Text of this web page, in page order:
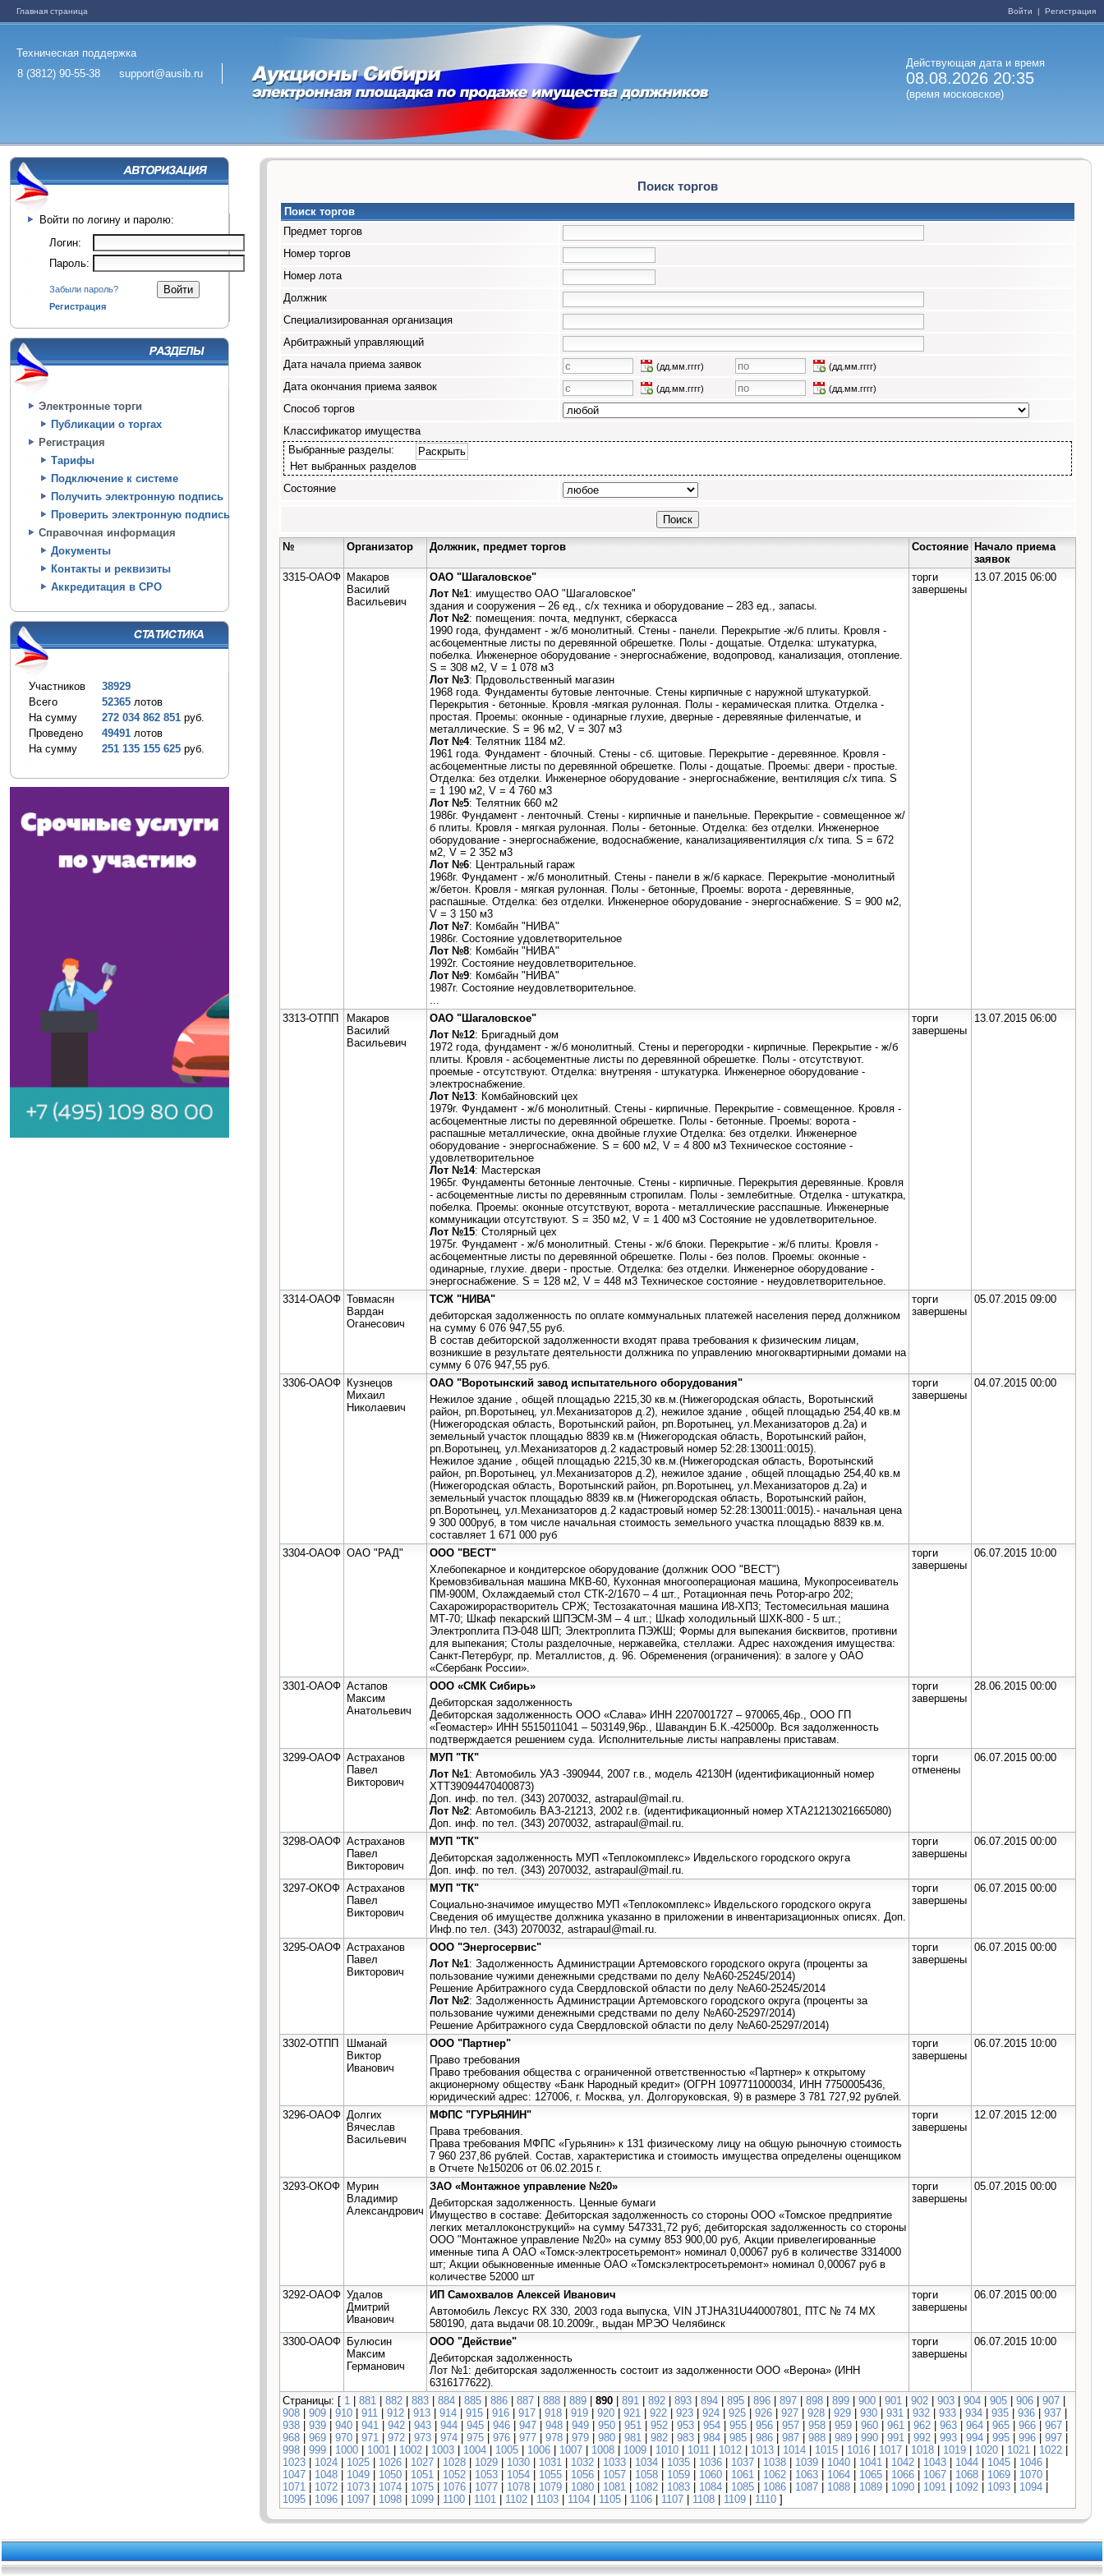
Главная страница Войти | Регистрация
Техническая поддержка
8 (3812) 90-55-38
support@ausib.ru
Действующая дата и время
08.08.2026 20:35
(время московское)
Войти по логину и паролю:
Логин:
Пароль:
Забыли пароль?
Регистрация
Электронные торги
Публикации о торгах
Регистрация
Тарифы
Подключение к системе
Получить электронную подпись
Проверить электронную подпись
Справочная информация
Документы
Контакты и реквизиты
Аккредитация в СРО
Участников
38929
Всего
52365 лотов
На сумму
272 034 862 851 руб.
Проведено
49491 лотов
На сумму
251 135 155 625 руб.
Поиск торгов
Поиск торгов
Предмет торгов
Номер торгов
Номер лота
Должник
Специализированная организация
Арбитражный управляющий
Дата начала приема заявок
(дд.мм.гггг) (дд.мм.гггг)
Дата окончания приема заявок (дд.мм.гггг) (дд.мм.гггг)
Способ торгов
Классификатор имущества
Выбранные разделы:
Раскрыть
Нет выбранных разделов
Состояние
№ Организатор Должник, предмет торгов Состояние Начало приема
заявок
3315-ОАОФ Макаров
Василий
Васильевич
ОАО "Шагаловское"
Лот №1: имущество ОАО "Шагаловское"
здания и сооружения – 26 ед., с/х техника и оборудование – 283 ед., запасы.
Лот №2: помещения: почта, медпункт, сберкасса
1990 года, фундамент - ж/б монолитный. Стены - панели. Перекрытие -ж/б плиты. Кровля -
асбоцементные листы по деревянной обрешетке. Полы - дощатые. Отделка: штукатурка,
побелка. Инженерное оборудование - энергоснабжение, водопровод, канализация, отопление.
S = 308 м2, V = 1 078 м3
Лот №3: Прдовольственный магазин
1968 года. Фундаменты бутовые ленточные. Стены кирпичные с наружной штукатуркой.
Перекрытия - бетонные. Кровля -мягкая рулонная. Полы - керамическая плитка. Отделка -
простая. Проемы: оконные - одинарные глухие, дверные - деревяяные филенчатые, и
металлические. S = 96 м2, V = 307 м3
Лот №4: Телятник 1184 м2.
1961 года. Фундамент - блочный. Стены - сб. щитовые. Перекрытие - деревянное. Кровля -
асбоцементные листы по деревянной обрешетке. Полы - дощатые. Проемы: двери - простые.
Отделка: без отделки. Инженерное оборудование - энергоснабжение, вентиляция с/х типа. S
= 1 190 м2, V = 4 760 м3
Лот №5: Телятник 660 м2
1986г. Фундамент - ленточный. Стены - кирпичные и панельные. Перекрытие - совмещенное ж/
б плиты. Кровля - мягкая рулонная. Полы - бетонные. Отделка: без отделки. Инженерное
оборудование - энергоснабжение, водоснабжение, канализациявентиляция с/х типа. S = 672
м2, V = 2 352 м3
Лот №6: Центральный гараж
1968г. Фундамент - ж/б монолитный. Стены - панели в ж/б каркасе. Перекрытие -монолитный
ж/бетон. Кровля - мягкая рулонная. Полы - бетонные, Проемы: ворота - деревянные,
распашные. Отделка: без отделки. Инженерное оборудование - энергоснабжение. S = 900 м2,
V = 3 150 м3
Лот №7: Комбайн "НИВА"
1986г. Состояние удовлетворительное
Лот №8: Комбайн "НИВА"
1992г. Состояние неудовлетворительное.
Лот №9: Комбайн "НИВА"
1987г. Состояние неудовлетворительное.
торги
завершены
13.07.2015 06:00
3313-ОТПП
Макаров
Василий
Васильевич
ОАО "Шагаловское"
Лот №12: Бригадный дом
1972 года, фундамент - ж/б монолитный. Стены и перегородки - кирпичные. Перекрытие - ж/б
плиты. Кровля - асбоцементные листы по деревянной обрешетке. Полы - отсутствуют.
проемые - отсутствуют. Отделка: внутреняя - штукатурка. Инженерное оборудование -
электроснабжение.
Лот №13: Комбайновский цех
1979г. Фундамент - ж/б монолитный. Стены - кирпичные. Перекрытие - совмещенное. Кровля -
асбоцементные листы по деревянной обрешетке. Полы - бетонные. Проемы: ворота -
распашные металлические, окна двойные глухие Отделка: без отделки. Инженерное
оборудование - энергоснабжение. S = 600 м2, V = 4 800 м3 Техническое состояние -
удовлетворительное
Лот №14: Мастерская
1965г. Фундаменты бетонные ленточные. Стены - кирпичные. Перекрытия деревянные. Кровля
- асбоцементные листы по деревянным стропилам. Полы - землебитные. Отделка - штукаткра,
побелка. Проемы: оконные отсутствуют, ворота - металлические расспашные. Инженерные
коммуникации отсутствуют. S = 350 м2, V = 1 400 м3 Состояние не удовлетворительное.
Лот №15: Столярный цех
1975г. Фундамент - ж/б монолитный. Стены - ж/б блоки. Перекрытие - ж/б плиты. Кровля -
асбоцементные листы по деревянной обрешетке. Полы - без полов. Проемы: оконные -
одинарные, глухие. двери - простые. Отделка: без отделки. Инженерное оборудование -
энергоснабжение. S = 128 м2, V = 448 м3 Техническое состояние - неудовлетворительное.
торги
завершены
13.07.2015 06:00
3314-ОАОФ Товмасян
Вардан
Оганесович
ТСЖ "НИВА"
дебиторская задолженность по оплате коммунальных платежей населения перед должником
на сумму 6 076 947,55 руб.
В состав дебиторской задолженности входят права требования к физическим лицам,
возникшие в результате деятельности должника по управлению многоквартирными домами на
сумму 6 076 947,55 руб.
торги
завершены
05.07.2015 09:00
3306-ОАОФ Кузнецов
Михаил
Николаевич
ОАО "Воротынский завод испытательного оборудования"
Нежилое здание , общей площадью 2215,30 кв.м.(Нижегородская область, Воротынский
район, рп.Воротынец, ул.Механизаторов д.2), нежилое здание , общей площадью 254,40 кв.м
(Нижегородская область, Воротынский район, рп.Воротынец, ул.Механизаторов д.2а) и
земельный участок площадью 8839 кв.м (Нижегородская область, Воротынский район,
рп.Воротынец, ул.Механизаторов д.2 кадастровый номер 52:28:130011:0015).
Нежилое здание , общей площадью 2215,30 кв.м.(Нижегородская область, Воротынский
район, рп.Воротынец, ул.Механизаторов д.2), нежилое здание , общей площадью 254,40 кв.м
(Нижегородская область, Воротынский район, рп.Воротынец, ул.Механизаторов д.2а) и
земельный участок площадью 8839 кв.м (Нижегородская область, Воротынский район,
рп.Воротынец, ул.Механизаторов д.2 кадастровый номер 52:28:130011:0015).- начальная цена
9 300 000руб, в том числе начальная стоимость земельного участка площадью 8839 кв.м.
составляет 1 671 000 руб
торги
завершены
04.07.2015 00:00
3304-ОАОФ ОАО "РАД"
ООО "ВЕСТ"
Хлебопекарное и кондитерское оборудование (должник ООО "ВЕСТ")
Кремовзбивальная машина МКВ-60, Кухонная многооперационая машина, Мукопросеиватель
ПМ-900М, Охлаждаемый стол СТК-2/1670 – 4 шт., Ротационная печь Ротор-агро 202;
Сахарожирорастворитель СРЖ; Тестозакаточная машина И8-ХП3; Тестомесильная машина
МТ-70; Шкаф пекарский ШПЭСМ-3М – 4 шт.; Шкаф холодильный ШХК-800 - 5 шт.;
Электроплита ПЭ-048 ШП; Электроплита ПЭЖШ; Формы для выпекания бисквитов, противни
для выпекания; Столы разделочные, нержавейка, стеллажи. Адрес нахождения имущества:
Санкт-Петербург, пр. Металлистов, д. 96. Обременения (ограничения): в залоге у ОАО
«Сбербанк России».
торги
завершены
06.07.2015 10:00
3301-ОАОФ Астапов
Максим
Анатольевич
ООО «СМК Сибирь»
Дебиторская задолженность
Дебиторская задолженность ООО «Слава» ИНН 2207001727 – 970065,46р., ООО ГП
«Геомастер» ИНН 5515011041 – 503149,96р., Шавандин Б.К.-425000р. Вся задолженность
подтверждается решением суда. Исполнительные листы направлены приставам.
торги
завершены
28.06.2015 00:00
3299-ОАОФ Астраханов
Павел
Викторович
МУП "ТК"
Лот №1: Автомобиль УАЗ -390944, 2007 г.в., модель 42130Н (идентификационный номер
ХТТ39094470400873)
Доп. инф. по тел. (343) 2070032, astrapaul@mail.ru.
Лот №2: Автомобиль ВАЗ-21213, 2002 г.в. (идентификационный номер ХТА21213021665080)
Доп. инф. по тел. (343) 2070032, astrapaul@mail.ru.
торги
отменены
06.07.2015 00:00
3298-ОАОФ Астраханов
Павел
Викторович
МУП "ТК"
Дебиторская задолженность МУП «Теплокомплекс» Ивдельского городского округа
Доп. инф. по тел. (343) 2070032, astrapaul@mail.ru.
торги
завершены
06.07.2015 00:00
3297-ОКОФ Астраханов
Павел
Викторович
МУП "ТК"
Социально-значимое имущество МУП «Теплокомплекс» Ивдельского городского округа
Сведения об имуществе должника указанно в приложении в инвентаризационных описях. Доп.
Инф.по тел. (343) 2070032, astrapaul@mail.ru.
торги
завершены
06.07.2015 00:00
3295-ОАОФ Астраханов
Павел
Викторович
ООО "Энергосервис"
Лот №1: Задолженность Администрации Артемовского городского округа (проценты за
пользование чужими денежными средствами по делу №А60-25245/2014)
Решение Арбитражного суда Свердловской области по делу №А60-25245/2014
Лот №2: Задолженность Администрации Артемовского городского округа (проценты за
пользование чужими денежными средствами по делу №А60-25297/2014)
Решение Арбитражного суда Свердловской области по делу №А60-25297/2014)
торги
завершены
06.07.2015 00:00
3302-ОТПП
Шманай
Виктор
Иванович
ООО "Партнер"
Право требования
Право требования общества с ограниченной ответственностью «Партнер» к открытому
акционерному обществу «Банк Народный кредит» (ОГРН 1097711000034, ИНН 7750005436,
юридический адрес: 127006, г. Москва, ул. Долгоруковская, 9) в размере 3 781 727,92 рублей.
торги
завершены
06.07.2015 10:00
3296-ОАОФ Долгих
Вячеслав
Васильевич
МФПС "ГУРЬЯНИН"
Права требования.
Права требования МФПС «Гурьянин» к 131 физическому лицу на общую рыночную стоимость
7 960 237,86 рублей. Состав, характеристика и стоимость имущества определены оценщиком
в Отчете №150206 от 06.02.2015 г.
торги
завершены
12.07.2015 12:00
3293-ОКОФ Мурин
Владимир
Александрович
ЗАО «Монтажное управление №20»
Дебиторская задолженность. Ценные бумаги
Имущество в составе: Дебиторская задолженность со стороны ООО «Томское предприятие
легких металлоконструкций» на сумму 547331,72 руб; дебиторская задолженность со стороны
ООО "Монтажное управление №20» на сумму 853 900,00 руб, Акции привелегированные
именные типа А ОАО «Томск-электросетьремонт» номинал 0,00067 руб в количестве 3314000
шт; Акции обыкновенные именные ОАО «Томскэлектросетьремонт» номинал 0,00067 руб в
количестве 52000 шт
торги
завершены
05.07.2015 00:00
3292-ОАОФ Удалов
Дмитрий
Иванович
ИП Самохвалов Алексей Иванович
Автомобиль Лексус RX 330, 2003 года выпуска, VIN JTJHA31U440007801, ПТС № 74 МХ
580190, дата выдачи 08.10.2009г., выдан МРЭО Челябинск
торги
завершены
06.07.2015 00:00
3300-ОАОФ Булюсин
Максим
Германович
ООО "Действие"
Дебиторская задолженность
Лот №1: дебиторская задолженность состоит из задолженности ООО «Верона» (ИНН
6316177622).
торги
завершены
06.07.2015 10:00
Страницы: [ 1 | 881 | 882 | 883 | 884 | 885 | 886 | 887 | 888 | 889 | 890 | 891 | 892 | 893 | 894 | 895 | 896 | 897 | 898 | 899 | 900 | 901 | 902 | 903 | 904 | 905 | 906 | 907 |
908 | 909 | 910 | 911 | 912 | 913 | 914 | 915 | 916 | 917 | 918 | 919 | 920 | 921 | 922 | 923 | 924 | 925 | 926 | 927 | 928 | 929 | 930 | 931 | 932 | 933 | 934 | 935 | 936 | 937 |
938 | 939 | 940 | 941 | 942 | 943 | 944 | 945 | 946 | 947 | 948 | 949 | 950 | 951 | 952 | 953 | 954 | 955 | 956 | 957 | 958 | 959 | 960 | 961 | 962 | 963 | 964 | 965 | 966 | 967 |
968 | 969 | 970 | 971 | 972 | 973 | 974 | 975 | 976 | 977 | 978 | 979 | 980 | 981 | 982 | 983 | 984 | 985 | 986 | 987 | 988 | 989 | 990 | 991 | 992 | 993 | 994 | 995 | 996 | 997 |
998 | 999 | 1000 | 1001 | 1002 | 1003 | 1004 | 1005 | 1006 | 1007 | 1008 | 1009 | 1010 | 1011 | 1012 | 1013 | 1014 | 1015 | 1016 | 1017 | 1018 | 1019 | 1020 | 1021 | 1022 |
1023 | 1024 | 1025 | 1026 | 1027 | 1028 | 1029 | 1030 | 1031 | 1032 | 1033 | 1034 | 1035 | 1036 | 1037 | 1038 | 1039 | 1040 | 1041 | 1042 | 1043 | 1044 | 1045 | 1046 |
1047 | 1048 | 1049 | 1050 | 1051 | 1052 | 1053 | 1054 | 1055 | 1056 | 1057 | 1058 | 1059 | 1060 | 1061 | 1062 | 1063 | 1064 | 1065 | 1066 | 1067 | 1068 | 1069 | 1070 |
1071 | 1072 | 1073 | 1074 | 1075 | 1076 | 1077 | 1078 | 1079 | 1080 | 1081 | 1082 | 1083 | 1084 | 1085 | 1086 | 1087 | 1088 | 1089 | 1090 | 1091 | 1092 | 1093 | 1094 |
1095 | 1096 | 1097 | 1098 | 1099 | 1100 | 1101 | 1102 | 1103 | 1104 | 1105 | 1106 | 1107 | 1108 | 1109 | 1110 ]